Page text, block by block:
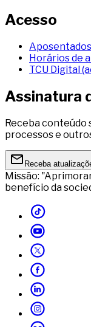
Acesso
Aposentados
Horários de
TCU Digital
Assinatura
Receba conteúdo
processos e
Receba
Missão:
benefício da